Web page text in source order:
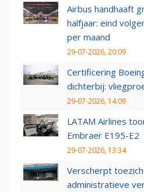
Airbus handhaaft
halfjaar: eind
per maand
29-07-2026, 20:09
Certificering
dichterbij:
29-07-2026, 14:09
LATAM Airlines
Embraer E195-E2
29-07-2026, 13:34
Verscherpt
administratieve